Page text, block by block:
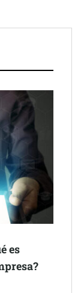
empresas y
Sevilla
es